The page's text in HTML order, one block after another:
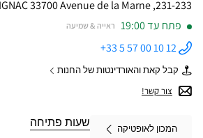
231-233, Avenue de la Marne
33700 MERIGNAC
פתח עד 19:00
ראייה & שמיעה
התקשר
לחנות
Audioprothésiste
MÉRIGNAC
Optical
+33 5 57 00 10 12
קבל קאת והאורדינטות של החנות של
Audioprothésiste
MÉRIGNAC
צור קשר!
המכון לאופטיקה
שעות פתיחה